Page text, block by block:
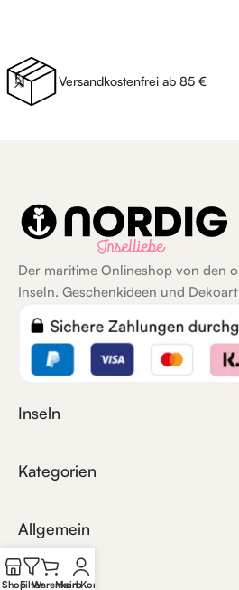
Versandkostenfrei ab 85 €
Der maritime Onlineshop von den
Inseln. Geschenkideen und
Inseln
Kategorien
Allgemein
ShopFilterWarenkorb
Mein Konto